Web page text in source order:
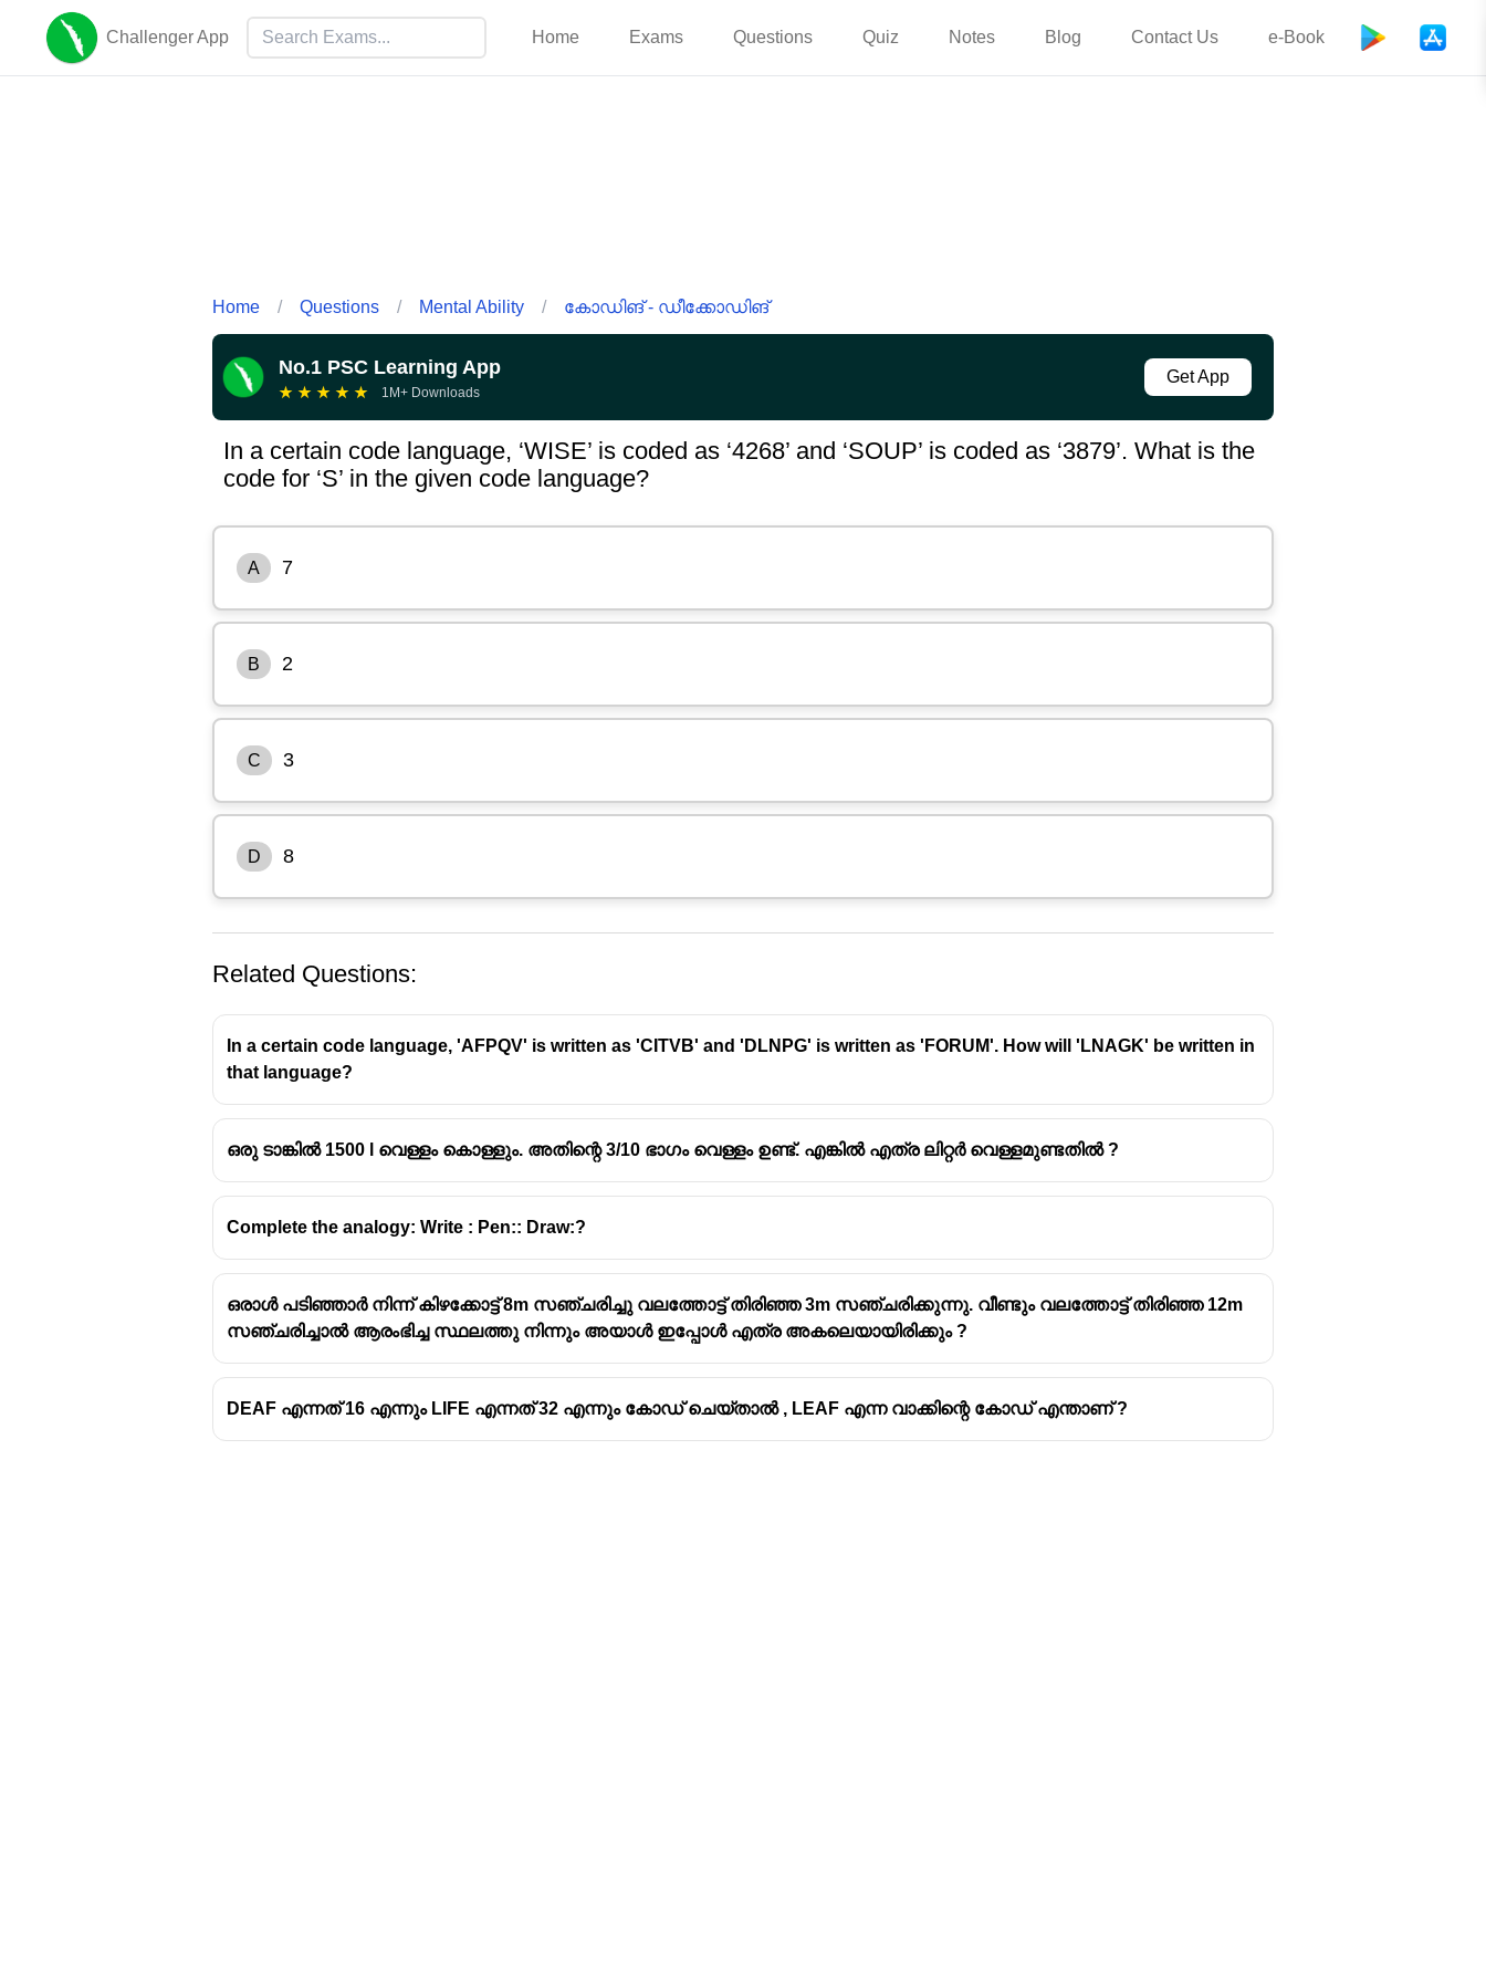
Challenger App Home Exams Questions Quiz Notes Blog Contact Us e-Book
Home / Questions / Mental Ability / കോഡിങ് - ഡീക്കോഡിങ്
No.1 PSC Learning App
★ ★ ★ ★ ★ 1M+ Downloads
Get App
In a certain code language, ‘WISE’ is coded as ‘4268’ and ‘SOUP’ is coded as ‘3879’. What is the
code for ‘S’ in the given code language?
A 7
B 2
C 3
D 8
Related Questions:
In a certain code language, 'AFPQV' is written as 'CITVB' and 'DLNPG' is written as 'FORUM'. How will 'LNAGK' be written in
that language?
ഒരു ടാങ്കിൽ 1500 l വെള്ളം കൊള്ളും. അതിന്റെ 3/10 ഭാഗം വെള്ളം ഉണ്ട്. എങ്കിൽ എത്ര ലിറ്റർ വെള്ളമുണ്ടതിൽ ?
Complete the analogy: Write : Pen:: Draw:?
ഒരാൾ പടിഞ്ഞാർ നിന്ന് കിഴക്കോട്ട് 8m സഞ്ചരിച്ചു വലത്തോട്ട് തിരിഞ്ഞ 3m സഞ്ചരിക്കുന്നു. വീണ്ടും വലത്തോട്ട് തിരിഞ്ഞ 12m
സഞ്ചരിച്ചാൽ ആരംഭിച്ച സ്ഥലത്തു നിന്നും അയാൾ ഇപ്പോൾ എത്ര അകലെയായിരിക്കും ?
DEAF എന്നത് 16 എന്നും LIFE എന്നത് 32 എന്നും കോഡ് ചെയ്താൽ , LEAF എന്ന വാക്കിന്റെ കോഡ് എന്താണ് ?